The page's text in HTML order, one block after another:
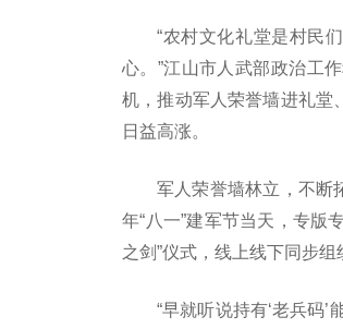
“农村文化礼堂是村民
心。”江山市人武部政治工
机，推动军人荣誉墙进礼堂
日益高涨。
军人荣誉墙林立，不断
年“八一”建军节当天，专版
之剑”仪式，线上线下同步组
“早就听说持有‘老兵码